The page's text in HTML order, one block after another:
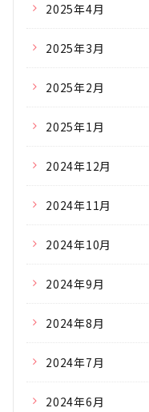
2025年4月
2025年3月
2025年2月
2025年1月
2024年12月
2024年11月
2024年10月
2024年9月
2024年8月
2024年7月
2024年6月